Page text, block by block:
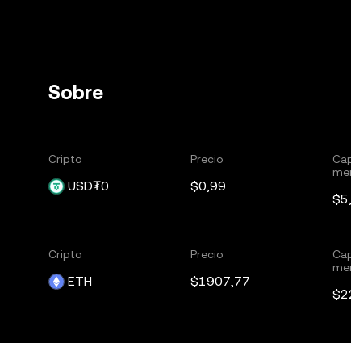
Sobre
Cripto
USD₮0
Precio
$0,99
Cripto
ETH
Precio
$1907,77